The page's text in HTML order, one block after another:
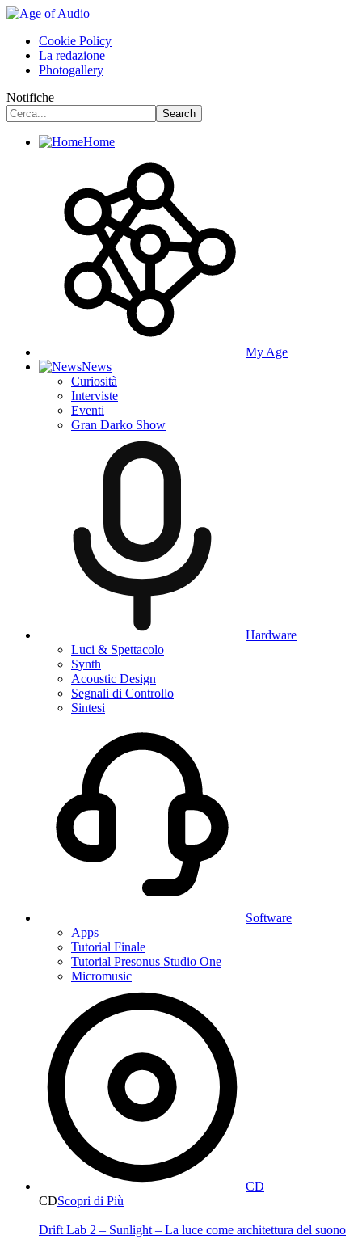
Cookie Policy
La redazione
Photogallery
Notifiche
Home
My Age
News
Curiosità
Interviste
Eventi
Gran Darko Show
Hardware
Luci & Spettacolo
Synth
Acoustic Design
Segnali di Controllo
Sintesi
Software
Apps
Tutorial Finale
Tutorial Presonus Studio One
Micromusic
CD
CDScopri di Più
Drift Lab 2 – Sunlight – La luce come architettura del suono